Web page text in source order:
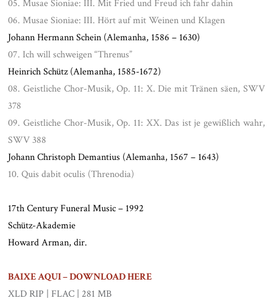
05. Musae Sioniae: III. Mit Fried und Freud ich fahr dahin
06. Musae Sioniae: III. Hört auf mit Weinen und Klagen
Johann Hermann Schein (Alemanha, 1586 – 1630)
07. Ich will schweigen “Threnus”
Heinrich Schütz (Alemanha, 1585-1672)
08. Geistliche Chor-Musik, Op. 11: X. Die mit Tränen säen, SWV
378
09. Geistliche Chor-Musik, Op. 11: XX. Das ist je gewißlich wahr,
SWV 388
Johann Christoph Demantius (Alemanha, 1567 – 1643)
10. Quis dabit oculis (Threnodia)
17th Century Funeral Music – 1992
Schütz-Akademie
Howard Arman, dir.
BAIXE AQUI – DOWNLOAD HERE
XLD RIP | FLAC | 281 MB